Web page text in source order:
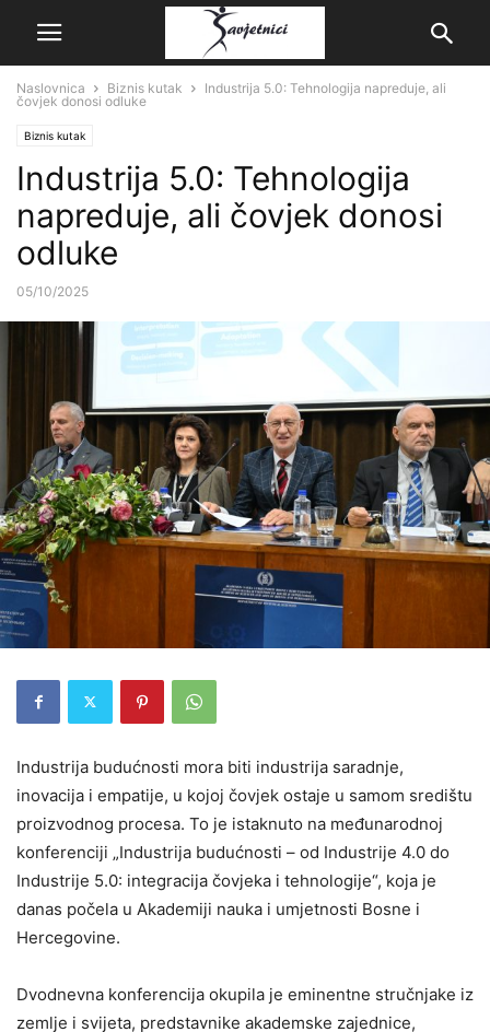
Naslovnica Biznis kutak
Industrija 5.0: Tehnologija napreduje, ali
čovjek donosi odluke
Biznis kutak
Industrija 5.0: Tehnologija
napreduje, ali čovjek donosi
odluke
05/10/2025
Industrija budućnosti mora biti industrija saradnje,
inovacija i empatije, u kojoj čovjek ostaje u samom središtu
proizvodnog procesa. To je istaknuto na međunarodnoj
konferenciji „Industrija budućnosti – od Industrije 4.0 do
Industrije 5.0: integracija čovjeka i tehnologije“, koja je
danas počela u Akademiji nauka i umjetnosti Bosne i
Hercegovine.
Dvodnevna konferencija okupila je eminentne stručnjake iz
zemlje i svijeta, predstavnike akademske zajednice,